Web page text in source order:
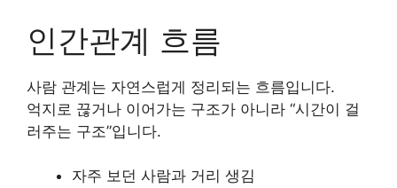
인간관계 흐름
사람 관계는 자연스럽게 정리되는 흐름입니다.
억지로 끊거나 이어가는 구조가 아니라 “시간이 걸
러주는 구조”입니다.
자주 보던 사람과 거리 생김